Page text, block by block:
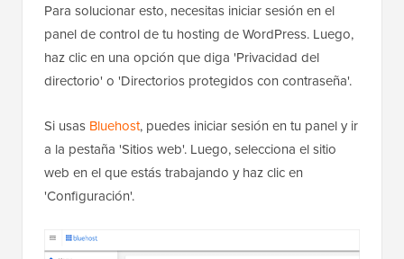
Para solucionar esto, necesitas iniciar sesión en el
panel de control de tu hosting de WordPress. Luego,
haz clic en una opción que diga 'Privacidad del
directorio' o 'Directorios protegidos con contraseña'.
Si usas Bluehost, puedes iniciar sesión en tu panel y ir
a la pestaña 'Sitios web'. Luego, selecciona el sitio
web en el que estás trabajando y haz clic en
'Configuración'.